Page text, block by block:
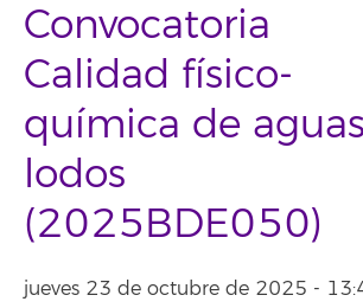
Convocatoria
Calidad físico-
química de
lodos
(2025BDE050)
jueves 23 de octubre de 2025 -